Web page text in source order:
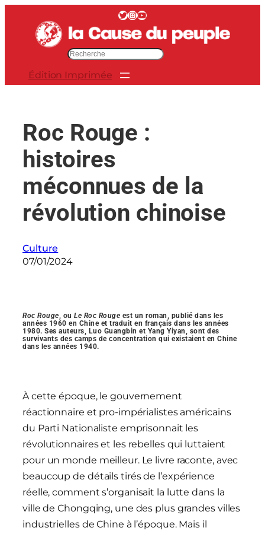
contenu
Twitter InstagramYouTube
e
r
Édition Imprimée
Roc Rouge :
histoires
méconnues de la
révolution chinoise
Culture
07/01/2024
Roc Rouge, ou Le Roc Rouge est un roman, publié dans les
années 1960 en Chine et traduit en français dans les années
1980. Ses auteurs, Luo Guangbin et Yang Yiyan, sont des
survivants des camps de concentration qui existaient en Chine
dans les années 1940.
À cette époque, le gouvernement
réactionnaire et pro-impérialistes américains
du Parti Nationaliste emprisonnait les
révolutionnaires et les rebelles qui luttaient
pour un monde meilleur. Le livre raconte, avec
beaucoup de détails tirés de l’expérience
réelle, comment s’organisait la lutte dans la
ville de Chongqing, une des plus grandes villes
industrielles de Chine à l’époque. Mais il